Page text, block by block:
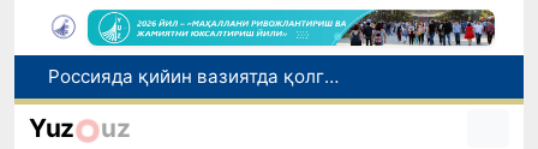
2030 йилгача хавфли чиқиндиларни қайта ишлаш даражаси 20 фоизга етказилади
Ўзбекистон илк бор Халқаро информатика олимпиадаси — IOI 2026га мезбонлик қилади
Yuz uz